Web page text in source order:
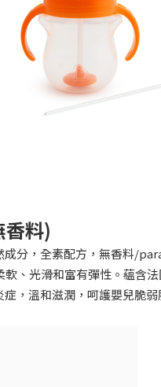
料)
分，全素配方，無香料/
、光滑和富有彈性。蘊含
，溫和滋潤，呵護嬰兒脆